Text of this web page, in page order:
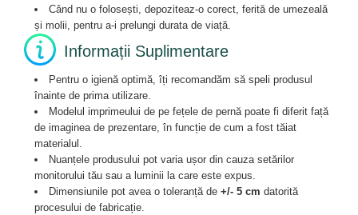
Când nu o folosești, depoziteaz-o corect, ferită de umezeală
și molii, pentru a-i prelungi durata de viață.
Informații Suplimentare
Pentru o igienă optimă, îți recomandăm să speli produsul
înainte de prima utilizare.
Modelul imprimeului de pe fețele de pernă poate fi diferit față
de imaginea de prezentare, în funcție de cum a fost tăiat
materialul.
Nuanțele produsului pot varia ușor din cauza setărilor
monitorului tău sau a luminii la care este expus.
Dimensiunile pot avea o toleranță de +/- 5 cm datorită
procesului de fabricație.